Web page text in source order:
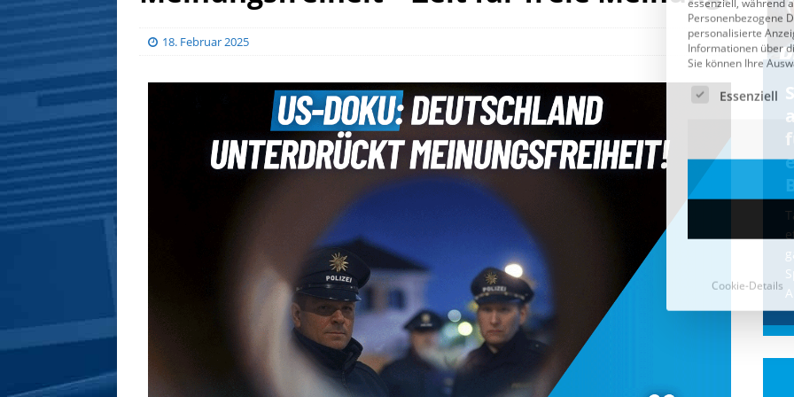
18. Februar 2025
CDU & Ampel wollen nach
der Wahl wieder Afghanen
einfliegen: Zeit für ein
Asylmoratorium!
Die Bundesregierung und die CDU
halten die Wähler für dumm! Weil die
Stimmung wegen der von Afghanen
verübten Anschläge kippte, wurden die
Flüge vor der
Cookie-Details